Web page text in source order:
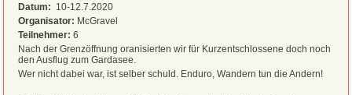
Datum: 10-12.7.2020
Organisator: McGravel
Teilnehmer: 6
Nach der Grenzöffnung oranisierten wir für Kurzentschlossene doch noch
den Ausflug zum Gardasee.
Wer nicht dabei war, ist selber schuld. Enduro, Wandern tun die Andern!